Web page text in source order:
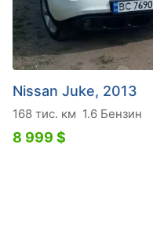
Nissan Juke, 2013
168 тис. км 1.6 Бензин
8 999 $